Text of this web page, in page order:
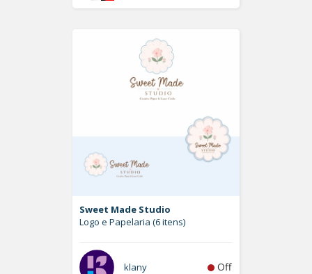
Sweet Made Studio
Logo e Papelaria (6 itens)
klany Off